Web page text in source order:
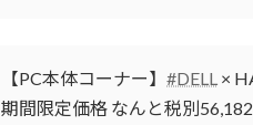
【PC本体コーナー】 #DELL ×
期間限定価格 なんと税別